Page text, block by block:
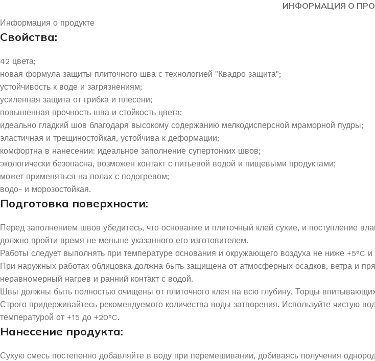
ИНФОРМАЦИЯ О
Информация о продукте
Свойства:
42 цвета;
новая формула защиты плиточного шва с технологией "Квадро защита";
устойчивость к воде и загрязнениям;
усиленная защита от грибка и плесени;
повышенная прочность шва и стойкость цвета;
идеально гладкий шов благодаря высокому содержанию мелкодисперсной мраморной пудры;
эластичная и трещиностойкая, устойчива к деформации;
комфортна в нанесении: идеальное заполнение супертонких швов;
экологически безопасна, возможен контакт с питьевой водой и пищевыми продуктами;
может применяться на полах с подогревом;
водо- и морозостойкая.
Подготовка поверхности:
Перед заполнением швов убедитесь, что основание и плиточный клей сухие, и поступление
должно пройти время не меньше указанного его изготовителем.
Работы следует выполнять при температуре основания и окружающего воздуха не ниже
При наружных работах облицовка должна быть защищена от атмосферных осадков, ветра и
неравномерный нагрев и ранний контакт с водой.
Швы должны быть полностью очищены от плиточного клея на всю глубину. Торцы
Строго придерживайтесь рекомендуемого количества воды затворения. Используйте чистую
температурой от +15 до +20°C.
Нанесение продукта:
Сухую смесь постепенно добавляйте в воду при перемешивании, добиваясь получения